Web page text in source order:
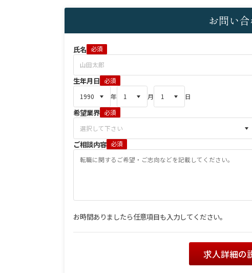
お問い
氏名 必須
生年月日 必須
年
月 日
希望業界 必須
ご相談内容 必須
お時間ありましたら任意項目も入力してください。
求人詳細の